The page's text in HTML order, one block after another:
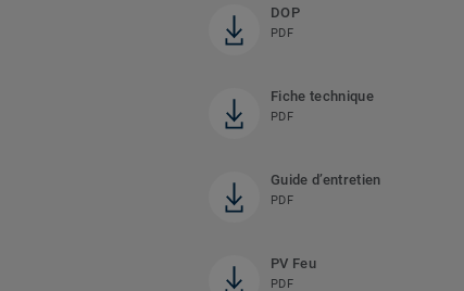
DOP
PDF
Fiche technique
PDF
Guide d’entretien
PDF
PV Feu
PDF